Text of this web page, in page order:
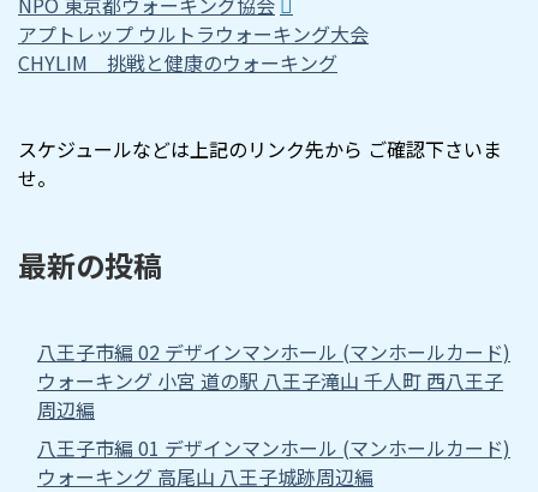
アプトレップ ウルトラウォーキング大会
CHYLIM 挑戦と健康のウォーキング
スケジュールなどは上記のリンク先から ご確認下さいま
せ。
最新の投稿
八王子市編 02 デザインマンホール (マンホールカード)
ウォーキング 小宮 道の駅 八王子滝山 千人町 西八王子
周辺編
八王子市編 01 デザインマンホール (マンホールカード)
ウォーキング 高尾山 八王子城跡周辺編